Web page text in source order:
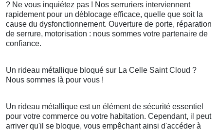
? Ne vous inquiétez pas ! Nos serruriers interviennent
rapidement pour un déblocage efficace, quelle que soit la
cause du dysfonctionnement. Ouverture de porte, réparation
de serrure, motorisation : nous sommes votre partenaire de
confiance.
Un rideau métallique bloqué sur La Celle Saint Cloud ?
Nous sommes là pour vous !
Un rideau métallique est un élément de sécurité essentiel
pour votre commerce ou votre habitation. Cependant, il peut
arriver qu'il se bloque, vous empêchant ainsi d'accéder à